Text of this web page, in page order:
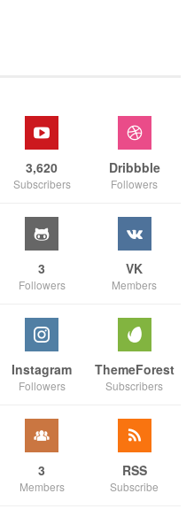
3,620
Subscribers
Dribbble
Followers
3
Followers
VK
Members
Instagram
Followers
ThemeForest
Subscribers
3
Members
RSS
Subscribe